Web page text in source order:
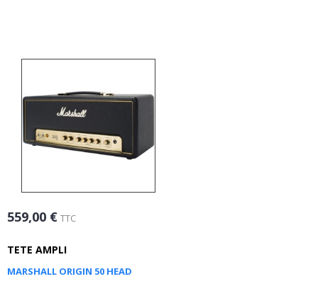
559,00 € TTC
TETE AMPLI
MARSHALL ORIGIN 50 HEAD